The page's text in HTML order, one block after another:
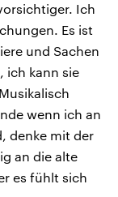
Ich
Es ist
und Sachen
ich kann sie
wenn ich an
denke mit der
an die alte
es fühlt sich